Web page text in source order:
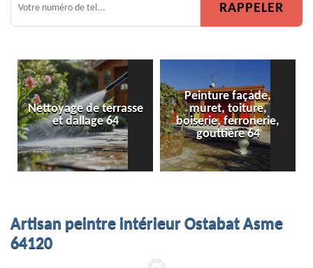
Nettoyage de terrasse
et dallage 64
Peinture façade,
muret, toiture,
boiserie, ferronerie,
gouttière 64
Artisan peintre intérieur Ostabat Asme
64120